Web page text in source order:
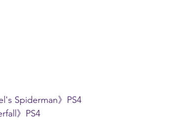
Spiderman》PS4
》PS4